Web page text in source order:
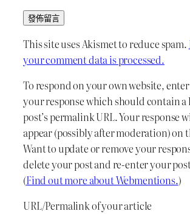
This site uses Akismet to reduce spam.
your comment data is processed.
To respond on your own website,
your response which should contain
post’s permalink URL. Your response
appear (possibly after moderation) on
Want to update or remove your
delete your post and re-enter your
(Find out more about Webmentions.)
URL/Permalink of your article